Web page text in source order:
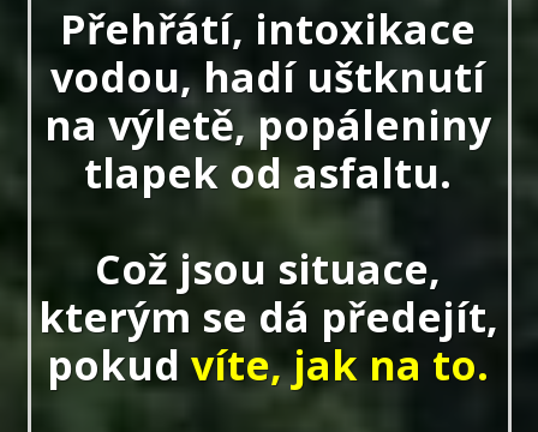
Přehřátí, intoxikace
vodou, hadí uštknutí
na výletě, popáleniny
tlapek od asfaltu.
Což jsou situace,
kterým se dá předejít,
pokudvíte, jak na to.